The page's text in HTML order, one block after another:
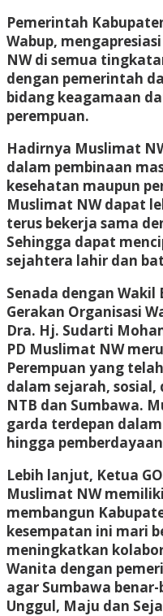
Pemerintah
Wabup,
NW di semua
dengan pemerintah
bidang keagamaan
perempuan.
Hadirnya Muslimat
dalam pembinaan
kesehatan maupun
Muslimat NW dapat
terus bekerja sama
Sehingga dapat
sejahtera lahir dan
Senada dengan
Gerakan Organisasi
Dra. Hj. Sudarti
PD Muslimat NW
Perempuan yang
dalam sejarah,
NTB dan Sumbawa.
garda terdepan
hingga
Lebih lanjut, Ketua
Muslimat NW
membangun
kesempatan ini mari
meningkatkan
Wanita dengan
agar Sumbawa
Unggul, Maju dan